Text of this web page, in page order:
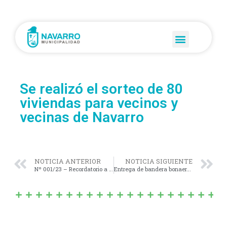
Se realizó el sorteo de 80
viviendas para vecinos y
vecinas de Navarro
NOTICIA ANTERIOR
Nº 001/23 – Recordatorio a Madres de Ex-Combatientes de Malvinas.-
NOTICIA SIGUIENTE
Entrega de bandera bonaerense a la escuela San José